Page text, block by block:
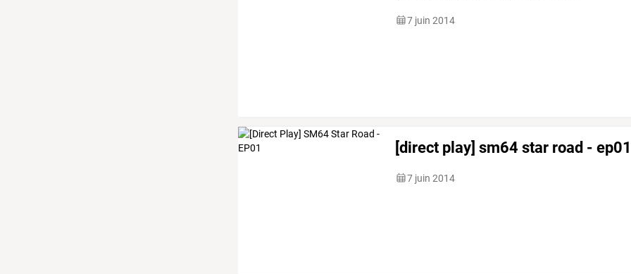
7 juin 2014
[direct play] sm64 star road -
7 juin 2014